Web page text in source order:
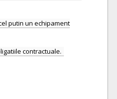
putin un echipament